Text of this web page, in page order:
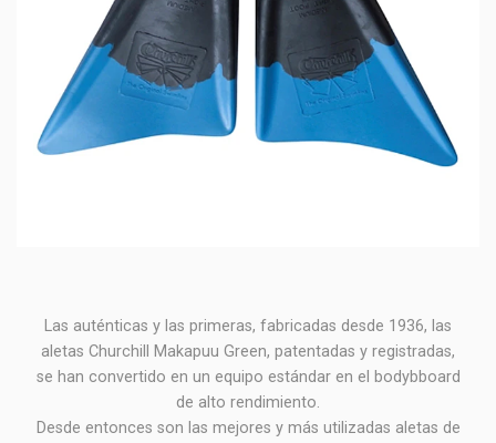
Las auténticas y las primeras, fabricadas desde 1936, las
aletas Churchill Makapuu Green, patentadas y registradas,
se han convertido en un equipo estándar en el bodybboard
de alto rendimiento.
Desde entonces son las mejores y más utilizadas aletas de